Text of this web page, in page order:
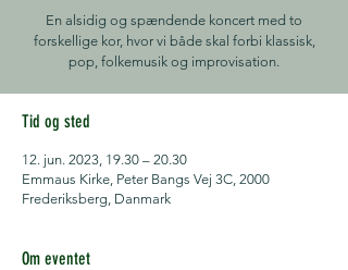
En alsidig og spændende koncert med to
forskellige kor, hvor vi både skal forbi klassisk,
pop, folkemusik og improvisation.
Tid og sted
12. jun. 2023, 19.30 – 20.30
Emmaus Kirke, Peter Bangs Vej 3C, 2000
Frederiksberg, Danmark
Om eventet